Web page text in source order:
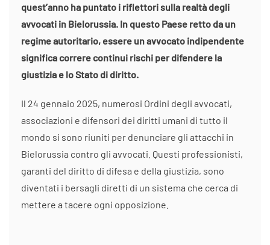
quest’anno ha puntato i riflettori sulla realtà degli
avvocati in Bielorussia. In questo Paese retto da un
regime autoritario, essere un avvocato indipendente
significa correre continui rischi per difendere la
giustizia e lo Stato di diritto.
Il 24 gennaio 2025, numerosi Ordini degli avvocati,
associazioni e difensori dei diritti umani di tutto il
mondo si sono riuniti per denunciare gli attacchi in
Bielorussia contro gli avvocati. Questi professionisti,
garanti del diritto di difesa e della giustizia, sono
diventati i bersagli diretti di un sistema che cerca di
mettere a tacere ogni opposizione.